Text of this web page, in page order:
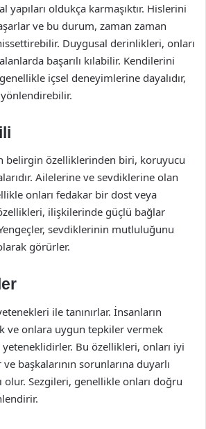
yapıları oldukça karmaşıktır. Hislerini
ve bu durum, zaman zaman
Duygusal derinlikleri, onları
başarılı kılabilir. Kendilerini
içsel deneyimlerine dayalıdır,
belirgin özelliklerinden biri, koruyucu
Ailelerine ve sevdiklerine olan
onları fedakar bir dost veya
ilişkilerinde güçlü bağlar
sevdiklerinin mutluluğunu
görürler.
ile tanınırlar. İnsanların
ve onlara uygun tepkiler vermek
Bu özellikleri, onları iyi
başkalarının sorunlarına duyarlı
olur. Sezgileri, genellikle onları doğru